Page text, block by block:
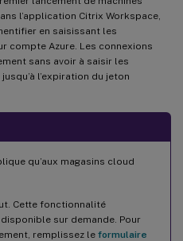
l’application Citrix Workspace,
en saisissant les
compte Azure. Les connexions
sans avoir à saisir les
l’expiration du jeton
qu’aux magasins cloud
Cette fonctionnalité
sur demande. Pour
remplissez le formulaire